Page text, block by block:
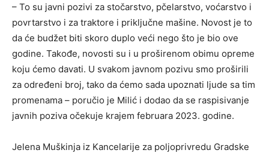
– To su javni pozivi za stočarstvo, pčelarstvo, voćarstvo i
povrtarstvo i za traktore i priključne mašine. Novost je to
da će budžet biti skoro duplo veći nego što je bio ove
godine. Takođe, novosti su i u proširenom obimu opreme
koju ćemo davati. U svakom javnom pozivu smo proširili
za određeni broj, tako da ćemo sada upoznati ljude sa tim
promenama – poručio je Milić i dodao da se raspisivanje
javnih poziva očekuje krajem februara 2023. godine.
Jelena Muškinja iz Kancelarije za poljoprivredu Gradske